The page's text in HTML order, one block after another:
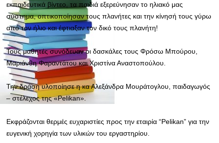
εκπαιδευτικά βίντεο, τα παιδιά εξερεύνησαν το ηλιακό μας
σύστημα, οπτικοποίησαν τους πλανήτες και την κίνησή τους γύρω
από τον ήλιο και έφτιαξαν τον δικό τους πλανήτη!
Τους μαθητές συνόδευαν οι δασκάλες τους Φρόσω Μπούρου,
ΜαριάνθηΦαραντάτου και Χριστίνα Αναστοπούλου.
Την δράση υλοποίησε η κα Αλεξάνδρα Μουράτογλου, παιδαγωγός
– στέλεχος της «Pelikan».
Εκφράζονται θερμές ευχαριστίες προς την εταιρία “Pelikan” για την
ευγενική χορηγία των υλικών του εργαστηρίου.